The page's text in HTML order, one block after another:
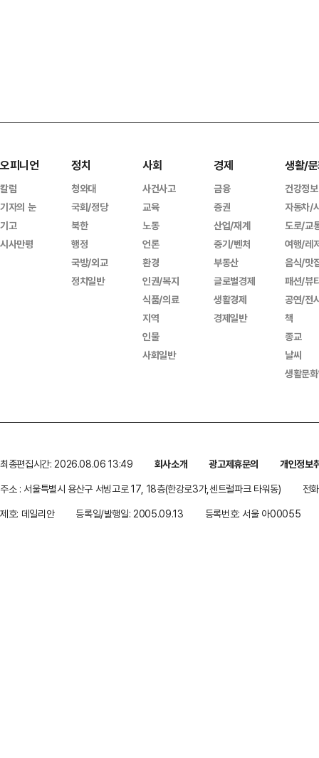
오피니언
칼럼
기자의 눈
기고
시사만평
정치
청와대
국회/정당
북한
행정
국방/외교
정치일반
사회
사건사고
교육
노동
언론
환경
인권/복지
식품/의료
지역
인물
사회일반
경제
금융
증권
산업/재계
중기/벤처
부동산
글로벌경제
생활경제
경제일반
생활/
건강정보
자동차/
도로/교
여행/레
음식/맛
패션/뷰
공연/전
책
종교
날씨
생활문
최종편집시간: 2026.08.06 13:49 회사소개 광고제휴문의
개인정보
주소 : 서울특별시 용산구 서빙고로 17, 18층(한강로3가,센트럴파크 타워동)
전
제호: 데일리안
등록일/발행일: 2005.09.13 등록번호: 서울 아00055